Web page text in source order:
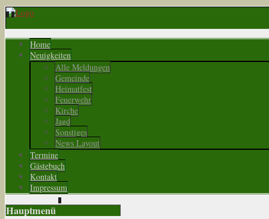
Home
Neuigkeiten
Alle Meldungen
Gemeinde
Heimatfest
Feuerwehr
Kirche
Jagd
Sonstiges
News Layout
Termine
Gästebuch
Kontakt
Impressum
Hauptmenü